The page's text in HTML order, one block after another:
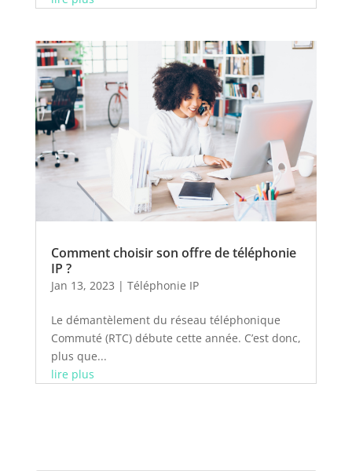
Comment choisir son offre de téléphonie
IP ?
Jan 13, 2023 | Téléphonie IP
Le démantèlement du réseau téléphonique
Commuté (RTC) débute cette année. C’est donc,
plus que...
lire plus